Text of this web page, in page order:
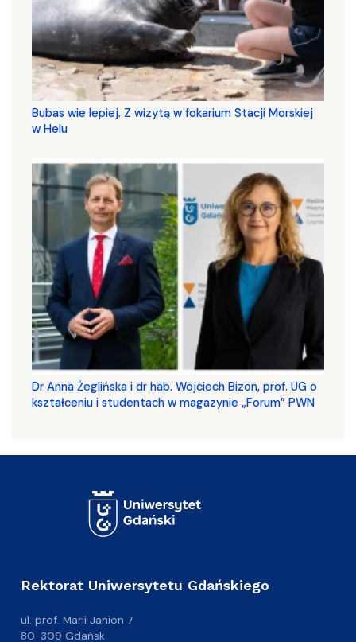
Bubas wie lepiej. Z wizytą w fokarium Stacji Morskiej
w Helu
​​​​​​​Dr Anna Żeglińska i dr hab. Wojciech Bizon, prof. UG o
kształceniu i studentach w magazynie „Forum” PWN
Rektorat Uniwersytetu Gdańskiego
ul. prof. Marii Janion 7
80-309 Gdańsk